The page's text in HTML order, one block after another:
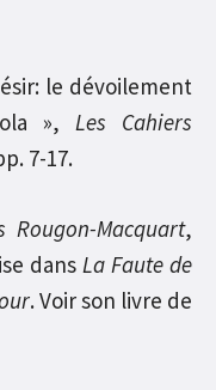
le dévoilement
»,Les Cahiers
7-17.
Rougon-Macquart,
dans La Faute de
. Voir son livre de